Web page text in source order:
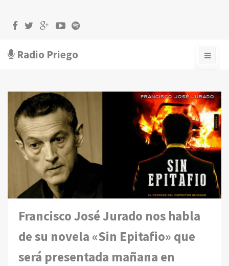
Radio Priego
Francisco José Jurado nos habla
de su novela «Sin Epitafio» que
será presentada mañana en